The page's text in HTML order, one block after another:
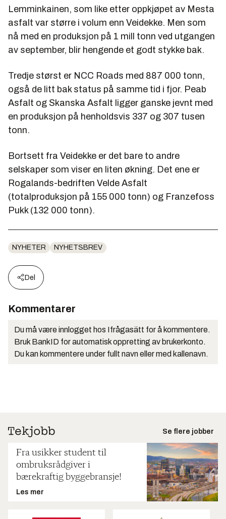
Lemminkainen, som like etter oppkjøpet av Mesta
asfalt var større i volum enn Veidekke. Men som
nå med en produksjon på 1 mill tonn ved utgangen
av september, blir hengende et godt stykke bak.
Tredje størst er NCC Roads med 887 000 tonn,
også de litt bak status på samme tid i fjor. Peab
Asfalt og Skanska Asfalt ligger ganske jevnt med
en produksjon på henholdsvis 337 og 307 tusen
tonn.
Bortsett fra Veidekke er det bare to andre
selskaper som viser en liten økning. Det ene er
Rogalands-bedriften Velde Asfalt
(totalproduksjon på 155 000 tonn) og Franzefoss
Pukk (132 000 tonn).
NYHETER NYHETSBREV
Del
Kommentarer
Du må være innlogget hos Ifrågasätt for å kommentere.
Bruk BankID for automatisk oppretting av brukerkonto.
Du kan kommentere under fullt navn eller med kallenavn.
Se flere jobber
Fra usikker student til
ombruksrådgiver i
bærekraftig byggebransje!
Les mer